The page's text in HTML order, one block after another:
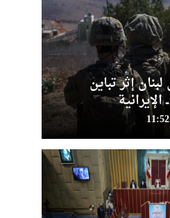
إثر تباين